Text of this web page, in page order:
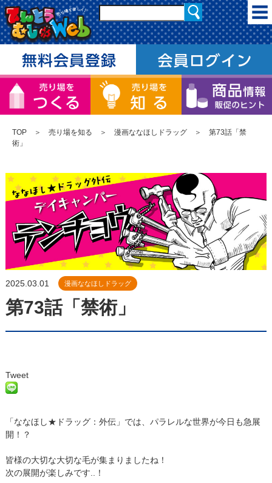
TOP ＞ 売り場を知る ＞ 漫画ななほしドラッグ ＞ 第73話「禁
術」
2025.03.01 漫画ななほしドラッグ
第73話「禁術」
Tweet
「ななほし★ドラッグ：外伝」では、パラレルな世界が今日も急展
開！？
皆様の大切な大切な毛が集まりましたね！
次の展開が楽しみです..！